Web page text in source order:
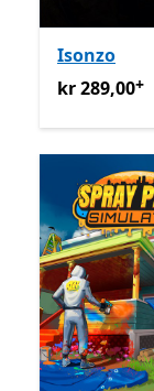
Isonzo
kr 289,00
kr 289,00+